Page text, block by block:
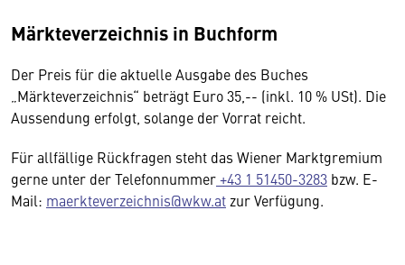
Märkteverzeichnis in Buchform
Der Preis für die aktuelle Ausgabe des Buches
„Märkteverzeichnis“ beträgt Euro 35,-- (inkl. 10 % USt). Die
Aussendung erfolgt, solange der Vorrat reicht.
Für allfällige Rückfragen steht das Wiener Marktgremium
gerne unter der Telefonnummer+43 1 51450-3283 bzw. E-
Mail: maerkteverzeichnis@wkw.at zur Verfügung.